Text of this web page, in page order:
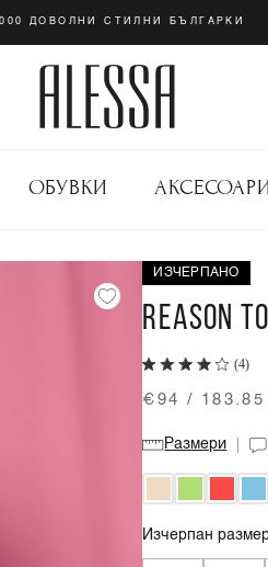
ДОВОЛНИ СТИЛНИ БЪЛГАРКИ
ОБУВКИ
ИЗЧЕРПАНО
REASON
(4)
€94 / 183.85
Размери
Изчерпан